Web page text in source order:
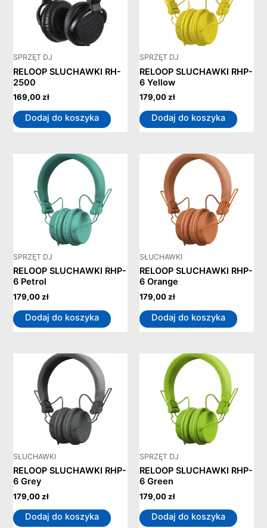
SPRZĘT DJ
RELOOP SLUCHAWKI RH-
2500
169,00zł
Dodaj do koszyka
SPRZĘT DJ
RELOOP SLUCHAWKI RHP-
6 Yellow
179,00zł
Dodaj do koszyka
SPRZĘT DJ
RELOOP SLUCHAWKI RHP-
6 Petrol
179,00zł
Dodaj do koszyka
SŁUCHAWKI
RELOOP SLUCHAWKI RHP-
6 Orange
179,00zł
Dodaj do koszyka
SŁUCHAWKI
RELOOP SLUCHAWKI RHP-
6 Grey
179,00zł
Dodaj do koszyka
SPRZĘT DJ
RELOOP SLUCHAWKI RHP-
6 Green
179,00zł
Dodaj do koszyka